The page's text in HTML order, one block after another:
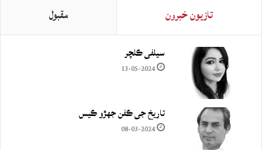
تازيون خبرون مقبول
سيلفي ڪلچر
13-05-2024
تاريخ جي ڪفن جھڙو ڪيس
08-03-2024